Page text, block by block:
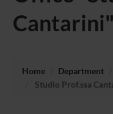
Cantarini"
Home Department
Studio Prof.ssa